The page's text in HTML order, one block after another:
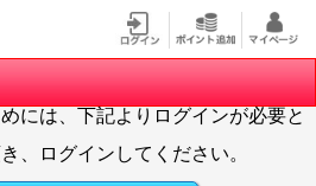
には、下記よりログインが必要と
、ログインしてください。